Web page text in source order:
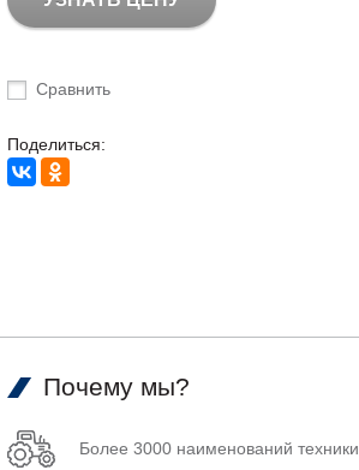
Сравнить
Поделиться:
Почему мы?
Более 3000 наименований техники